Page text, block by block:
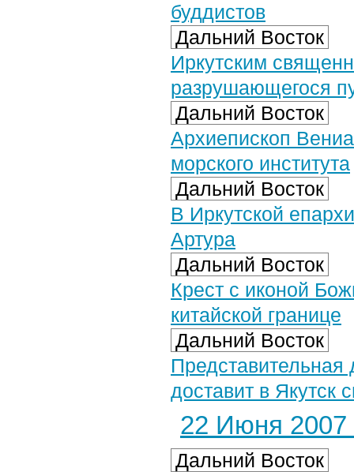
буддистов
Дальний Восток
Иркутским
разрушающегося
Дальний Восток
Архиепископ
морского института
Дальний Восток
В Иркутской
Артура
Дальний Восток
Крест с иконой
китайской границе
Дальний Восток
Представительная
доставит в Якутск
22 Июня 2007
Дальний Восток